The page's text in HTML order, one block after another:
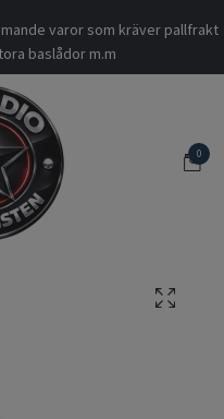
varor som kräver pallfrakt
baslådor m.m
0